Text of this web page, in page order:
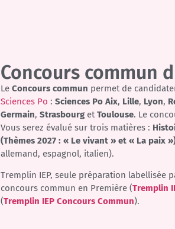
Concours commun
Le Concours commun permet de
Sciences Po : Sciences Po Aix, Lille, Lyon,
Germain, Strasbourg et Toulouse. Le
Vous serez évalué sur trois matières :
(Thèmes 2027 : « Le vivant » et « La paix
allemand, espagnol, italien).
Tremplin IEP, seule préparation labellisée
concours commun en Première (Tremplin
(Tremplin IEP Concours Commun).